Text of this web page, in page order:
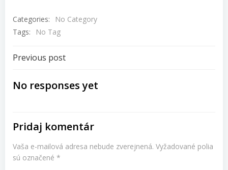
Categories:
No Category
Tags:
No Tag
Navigácia
v
Previous post
No responses yet
Pridaj komentár
Vaša e-mailová adresa nebude zverejnená. Vyžadované polia
sú označené *